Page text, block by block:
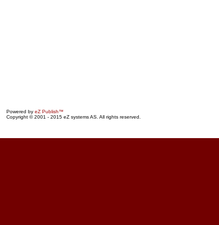
Powered by eZ Publish™
Copyright © 2001 - 2015 eZ systems AS. All rights reserved.